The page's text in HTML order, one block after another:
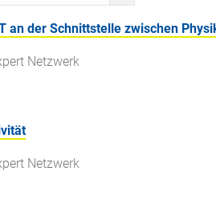
an der Schnittstelle zwischen
Netzwerk
Netzwerk